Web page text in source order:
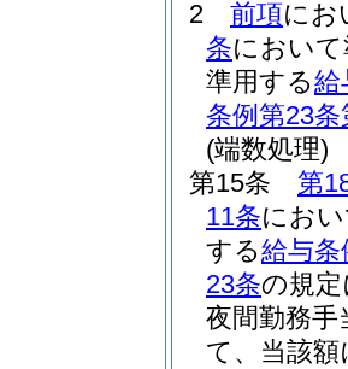
2
前項にお
条におい
準用する給
条例第23条
(端数処理)
第15条
第
11条にお
する給与条
23条の規
夜間勤務
て、当該